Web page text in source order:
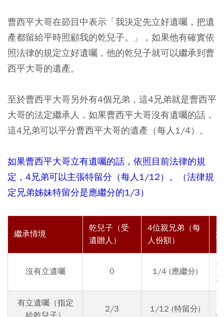
曹西平大哥在節目中表示「我決定先立好遺囑，把遺
產都留給平時照顧我的乾兒子。」，如果他有確實依
照法律的規定立好遺囑，他的乾兒子就可以繼承到曹
西平大哥的遺產。
至於曹西平大哥另外有4個兄弟，這4兄弟就是曹西平
大哥的法定繼承人，如果曹西平大哥沒有遺囑的話，
這4兄弟可以平分曹西平大哥的遺產（每人1/4）。
如果曹西平大哥立有遺囑的話，依照目前法律的規
定，4兄弟可以主張特留分（每人1/12）。（法律規
定兄弟姊妹特留分是應繼分的1/3）
繼承情境
乾兒子（受
遺贈人）
4位親兄弟（每
人份額）
沒有立遺囑 0 1/4 (應繼分)
有立遺囑（指定
2/3 1/12 (特留分)